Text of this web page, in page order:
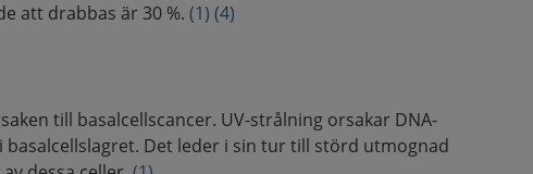
att drabbas är 30 %.(1) (4)
till basalcellscancer. UV-strålning orsakar DNA-
Det leder i sin tur till störd utmognad